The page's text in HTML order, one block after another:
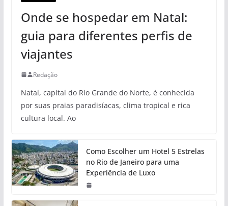
Onde se hospedar em Natal:
guia para diferentes perfis de
viajantes
Redação
Natal, capital do Rio Grande do Norte, é conhecida
por suas praias paradisíacas, clima tropical e rica
cultura local. Ao
Como Escolher um Hotel 5 Estrelas
no Rio de Janeiro para uma
Experiência de Luxo